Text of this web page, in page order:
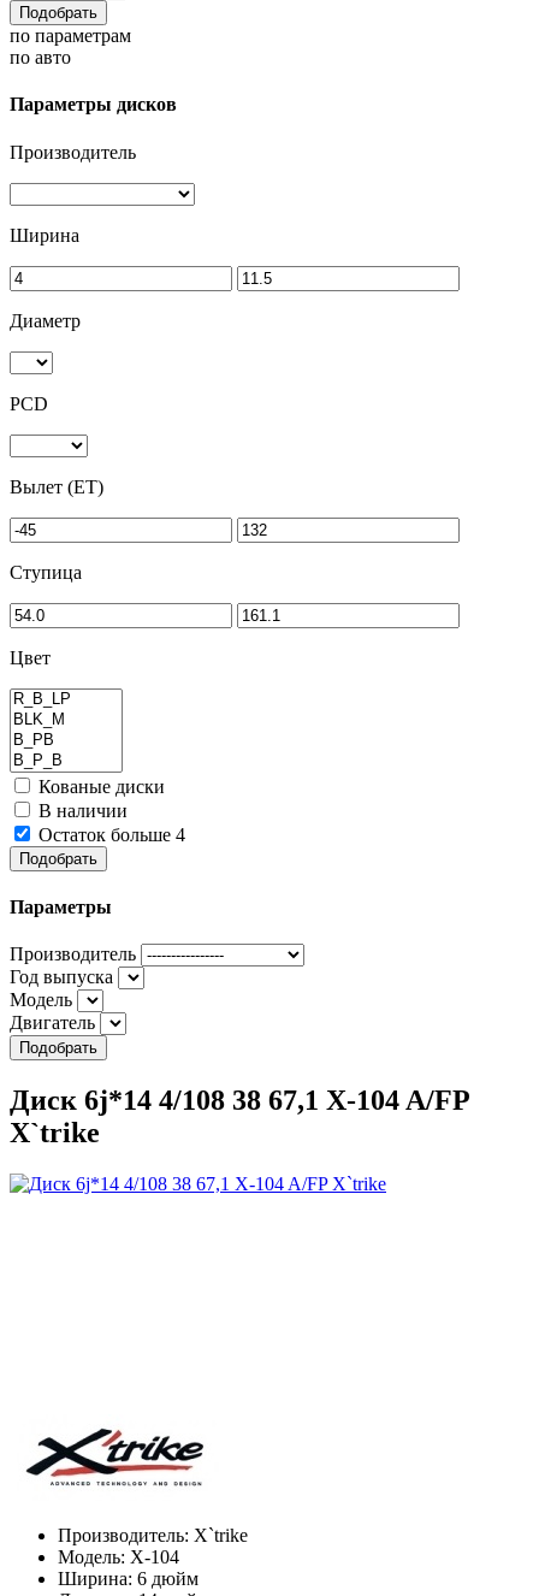
Подобрать
по параметрам
по авто
Параметры дисков
Производитель
Ширина
Диаметр
PCD
Вылет (ET)
Ступица
Цвет
Кованые диски
В наличии
Остаток больше 4
Подобрать
Параметры
Производитель
Год выпуска
Модель
Двигатель
Подобрать
Диск 6j*14 4/108 38 67,1 X-104 A/FP
X`trike
Производитель: X`trike
Модель: X-104
Ширина: 6 дюйм